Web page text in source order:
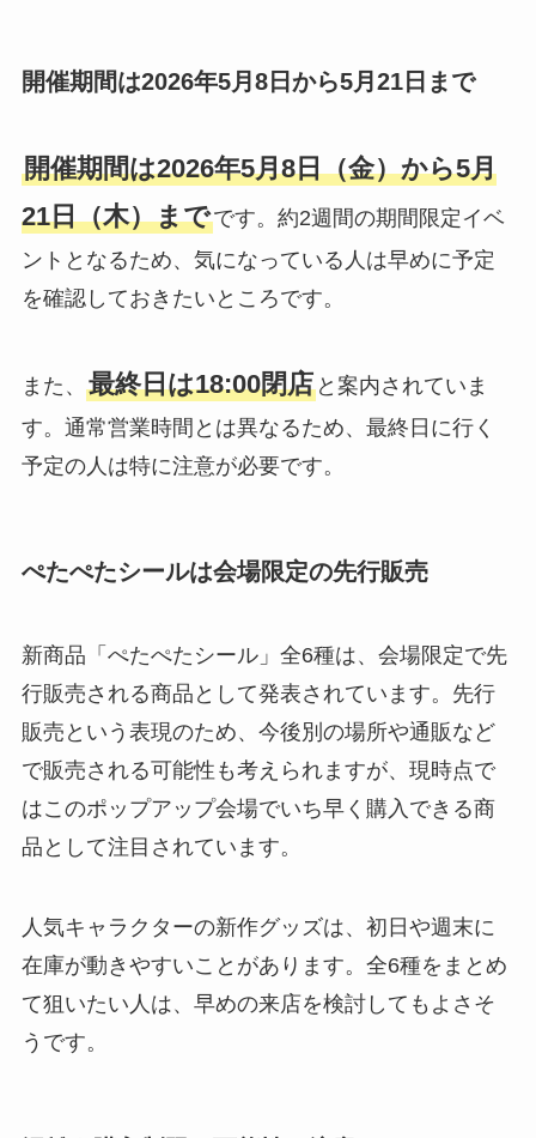
開催期間は2026年5月8日から5月21日まで
開催期間は2026年5月8日（金）から5月
21日（木）までです。約2週間の期間限定イベ
ントとなるため、気になっている人は早めに予定
を確認しておきたいところです。
また、 最終日は18:00閉店と案内されていま
す。通常営業時間とは異なるため、最終日に行く
予定の人は特に注意が必要です。
ぺたぺたシールは会場限定の先行販売
新商品「ぺたぺたシール」全6種は、会場限定で先
行販売される商品として発表されています。先行
販売という表現のため、今後別の場所や通販など
で販売される可能性も考えられますが、現時点で
はこのポップアップ会場でいち早く購入できる商
品として注目されています。
人気キャラクターの新作グッズは、初日や週末に
在庫が動きやすいことがあります。全6種をまとめ
て狙いたい人は、早めの来店を検討してもよさそ
うです。